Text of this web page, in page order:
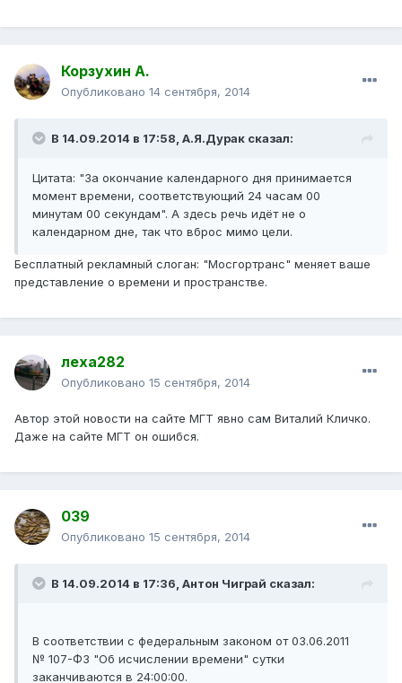
Корзухин А.
Опубликовано 14 сентября, 2014
В 14.09.2014 в 17:58, А.Я.Дурак сказал:
Цитата: "За окончание календарного дня принимается
момент времени, соответствующий 24 часам 00
минутам 00 секундам". А здесь речь идёт не о
календарном дне, так что вброс мимо цели.
Бесплатный рекламный слоган: "Мосгортранс" меняет ваше
представление о времени и пространстве.
леха282
Опубликовано 15 сентября, 2014
Автор этой новости на сайте МГТ явно сам Виталий Кличко.
Даже на сайте МГТ он ошибся.
039
Опубликовано 15 сентября, 2014
В 14.09.2014 в 17:36, Антон Чиграй сказал:
В соответствии с федеральным законом от 03.06.2011
№ 107-ФЗ "Об исчислении времени" сутки
заканчиваются в 24:00:00.